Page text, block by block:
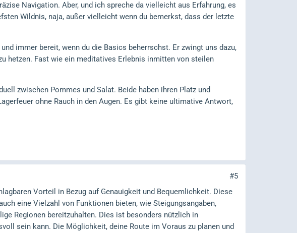
Navigation. Aber, und ich spreche da vielleicht aus Erfahrung, es
Wildnis, naja, außer vielleicht wenn du bemerkst, dass der letzte
immer bereit, wenn du die Basics beherrschst. Er zwingt uns dazu,
hetzen. Fast wie ein meditatives Erlebnis inmitten von steilen
zwischen Pommes und Salat. Beide haben ihren Platz und
ohne Rauch in den Augen. Es gibt keine ultimative Antwort,
#5
Vorteil in Bezug auf Genauigkeit und Bequemlichkeit. Diese
eine Vielzahl von Funktionen bieten, wie Steigungsangaben,
Regionen bereitzuhalten. Dies ist besonders nützlich in
sein kann. Die Möglichkeit, deine Route im Voraus zu planen und